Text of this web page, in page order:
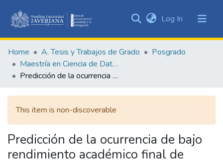
&
Collections
Statistics
Log In (current)
Home A. Tesis y Trabajos de Grado
Posgrado
Maestría en Ciencia de Datos
Predicción de la ocurrencia de bajo rendimiento académico final de estudiantes de un curso universitario usando técnicas de machine learning
This item is non-discoverable
Predicción de la ocurrencia de bajo
rendimiento académico final de